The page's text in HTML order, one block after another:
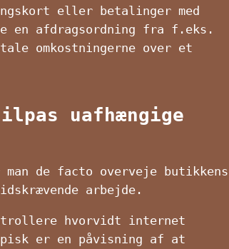
eller betalinger med
en afdragsordning fra f.eks.
omkostningerne over et
uafhængige
de facto overveje butikkens
arbejde.
hvorvidt internet
er en påvisning af at